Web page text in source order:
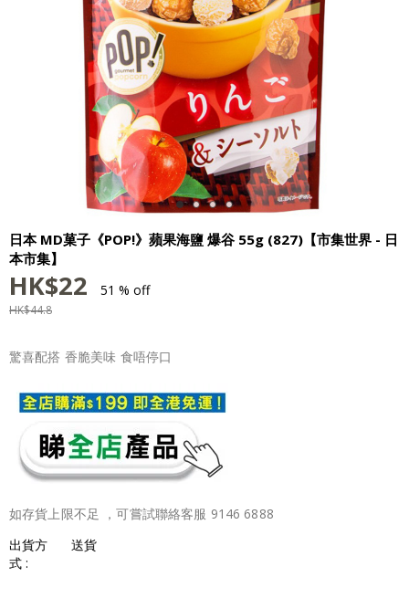
日本 MD菓子《POP!》蘋果海鹽 爆谷 55g (827)【市集世界 - 日
本市集】
HK$22 51 % off
HK$44.8
驚喜配搭 香脆美味 食唔停口
如存貨上限不足 ，可嘗試聯絡客服 9146 6888
出貨方
式 :
送貨